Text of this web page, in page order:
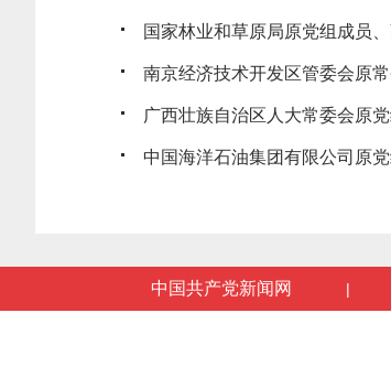
国家林业和草原局原党组成员
南京经济技术开发区管委会原
广西壮族自治区人大常委会原
中国海洋石油集团有限公司原
中国共产党新闻网 |